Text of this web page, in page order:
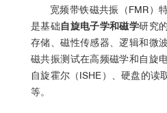
宽频带铁磁共振（FMR）
是基础自旋电子学和磁学研究
存储、磁性传感器、逻辑和微
磁共振测试在高频磁学和自旋
自旋霍尔（ISHE）、硬盘的读
等。